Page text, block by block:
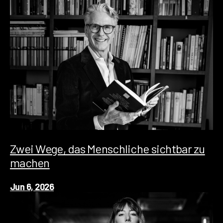
Zwei Wege, das Menschliche sichtbar zu
machen
Jun 6, 2026